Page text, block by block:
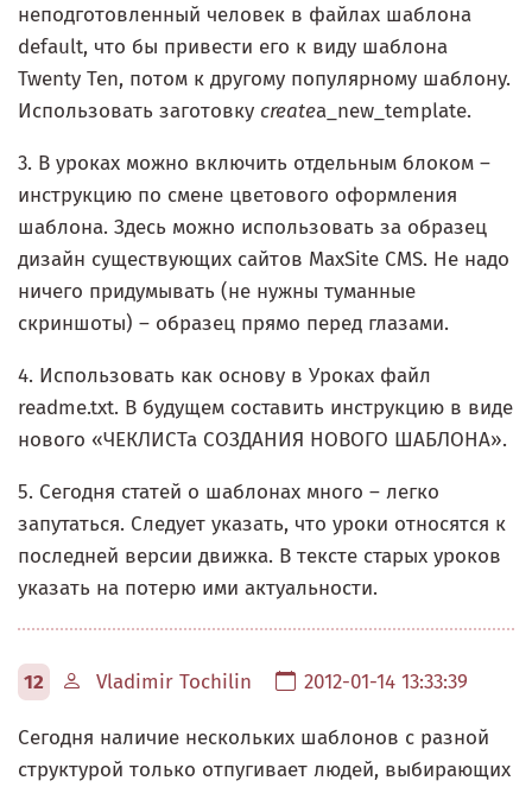
неподготовленный человек в файлах шаблона
default, что бы привести его к виду шаблона
Twenty Ten, потом к другому популярному шаблону.
Использовать заготовку createa_new_template.
3. В уроках можно включить отдельным блоком –
инструкцию по смене цветового оформления
шаблона. Здесь можно использовать за образец
дизайн существующих сайтов MaxSite CMS. Не надо
ничего придумывать (не нужны туманные
скриншоты) – образец прямо перед глазами.
4. Использовать как основу в Уроках файл
readme.txt. В будущем составить инструкцию в виде
нового «ЧЕКЛИСТа СОЗДАНИЯ НОВОГО ШАБЛОНА».
5. Сегодня статей о шаблонах много – легко
запутаться. Следует указать, что уроки относятся к
последней версии движка. В тексте старых уроков
указать на потерю ими актуальности.
12 Vladimir Tochilin 2012-01-14 13:33:39
Сегодня наличие нескольких шаблонов с разной
структурой только отпугивает людей, выбирающих